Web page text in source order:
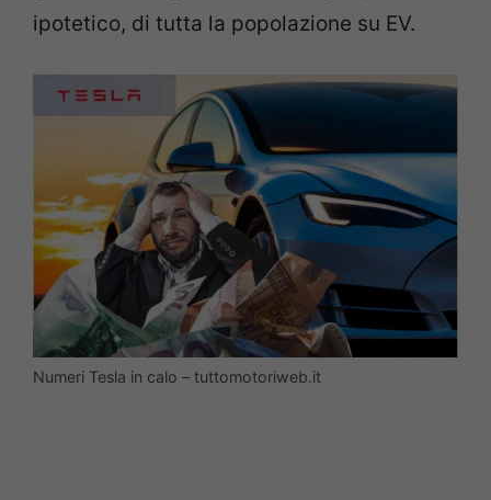
ipotetico, di tutta la popolazione su EV.
Numeri Tesla in calo – tuttomotoriweb.it